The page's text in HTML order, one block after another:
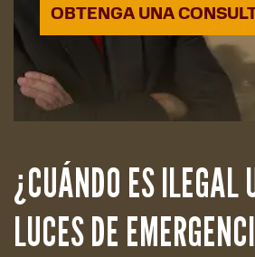
OBTENGA UNA
¿CUÁNDO ES ILEGAL
LUCES DE